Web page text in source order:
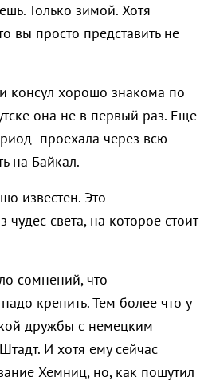
Только зимой. Хотя
вы просто представить не
консул хорошо знакома по
она не в первый раз. Еще
проехала через всю
на Байкал.
известен. Это
чудес света, на которое стоит
сомнений, что
крепить. Тем более что у
дружбы с немецким
И хотя ему сейчас
Хемниц, но, как пошутил